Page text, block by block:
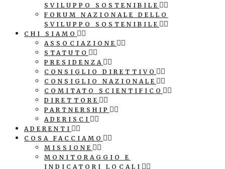
SVILUPPO SOSTENIBILE
FORUM NAZIONALE DELLO
SVILUPPO SOSTENIBILE
CHI SIAMO
ASSOCIAZIONE
STATUTO
PRESIDENZA
CONSIGLIO DIRETTIVO
CONSIGLIO NAZIONALE
COMITATO SCIENTIFICO
DIRETTORE
PARTNERSHIP
ADERISCI
ADERENTI
COSA FACCIAMO
MISSIONE
MONITORAGGIO E
INDICATORI LOCALI